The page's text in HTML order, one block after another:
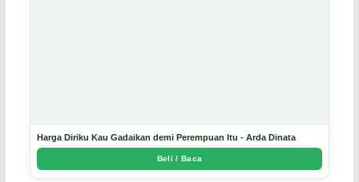
Harga Diriku Kau Gadaikan demi Perempuan Itu - Arda Dinata
Beli / Baca